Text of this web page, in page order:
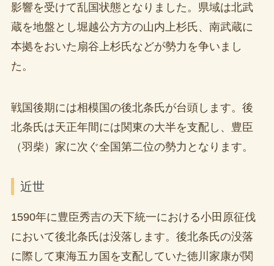
影響を受けて乱国状態となりました。県域は北武
蔵を地盤とし堀越公方方の山内上杉氏、南武蔵に
本拠をおいた扇谷上杉氏などが勢力を争いまし
た。
戦国後期には相模国の後北条氏が台頭します。後
北条氏は天正年間には関東の大半を支配し、豊臣
（羽柴）家に次ぐ全国第二位の勢力となります。
近世
1590年に豊臣秀吉の天下統一における小田原征伐
において後北条氏は没落します。後北条氏の没落
に際して東海五カ国を支配していた徳川家康が関